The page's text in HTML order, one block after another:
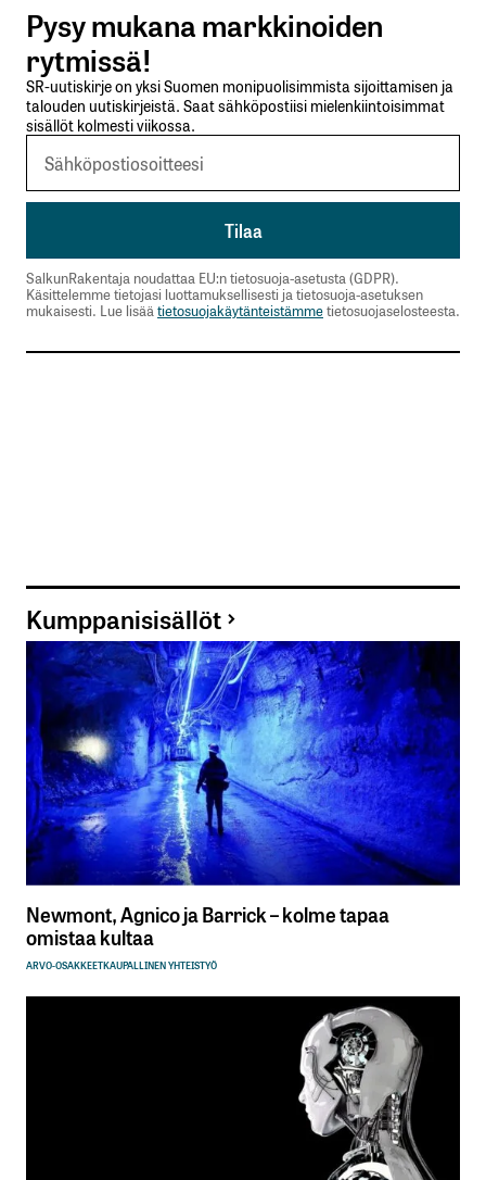
Lähetä kommentti
Pysy mukana markkinoiden
rytmissä!
SR-uutiskirje on yksi Suomen monipuolisimmista sijoittamisen ja
talouden uutiskirjeistä. Saat sähköpostiisi mielenkiintoisimmat
sisällöt kolmesti viikossa.
SalkunRakentaja noudattaa EU:n tietosuoja-asetusta (GDPR).
Käsittelemme tietojasi luottamuksellisesti ja tietosuoja-asetuksen
mukaisesti. Lue lisää tietosuojakäytänteistämmetietosuojaselosteesta.
Kumppanisisällöt
Newmont, Agnico ja Barrick – kolme tapaa
omistaa kultaa
ARVO-OSAKKEETKAUPALLINEN YHTEISTYÖ